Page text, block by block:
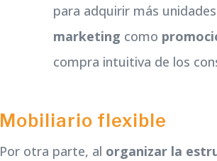
para adquirir más
marketing como
compra intuitiva de los
Mobiliario flexible
Por otra parte, al organizar la